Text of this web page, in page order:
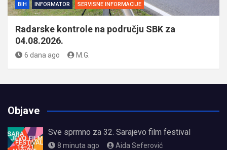
BIH INFORMATOR SERVISNE INFORMACIJE
Radarske kontrole na području SBK za
04.08.2026.
6 dana ago M.G.
Objave
Sve sprmno za 32. Sarajevo film festival
8 minuta ago Aida Seferović